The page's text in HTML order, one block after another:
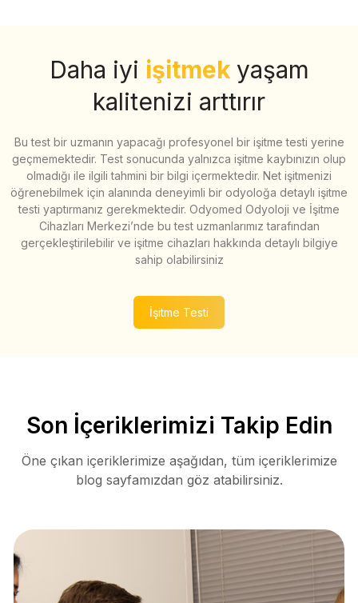
Daha iyi işitmek yaşam
kalitenizi arttırır
Bu test bir uzmanın yapacağı profesyonel bir işitme testi yerine
geçmemektedir. Test sonucunda yalnızca işitme kaybınızın olup
olmadığı ile ilgili tahmini bir bilgi içermektedir. Net işitmenizi
öğrenebilmek için alanında deneyimli bir odyoloğa detaylı işitme
testi yaptırmanız gerekmektedir. Odyomed Odyoloji ve İşitme
Cihazları Merkezi’nde bu test uzmanlarımız tarafından
gerçekleştirilebilir ve işitme cihazları hakkında detaylı bilgiye
sahip olabilirsiniz
İşitme Testi
Son İçeriklerimizi Takip Edin
Öne çıkan içeriklerimize aşağıdan, tüm içeriklerimize
blog sayfamızdan göz atabilirsiniz.